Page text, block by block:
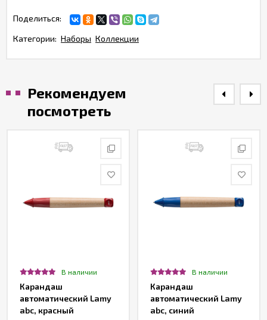
Поделиться:
Категории: Наборы Коллекции
Рекомендуем
посмотреть
В наличии
Карандаш
автоматический Lamy
abc, красный
В наличии
Карандаш
автоматический Lamy
abc, синий